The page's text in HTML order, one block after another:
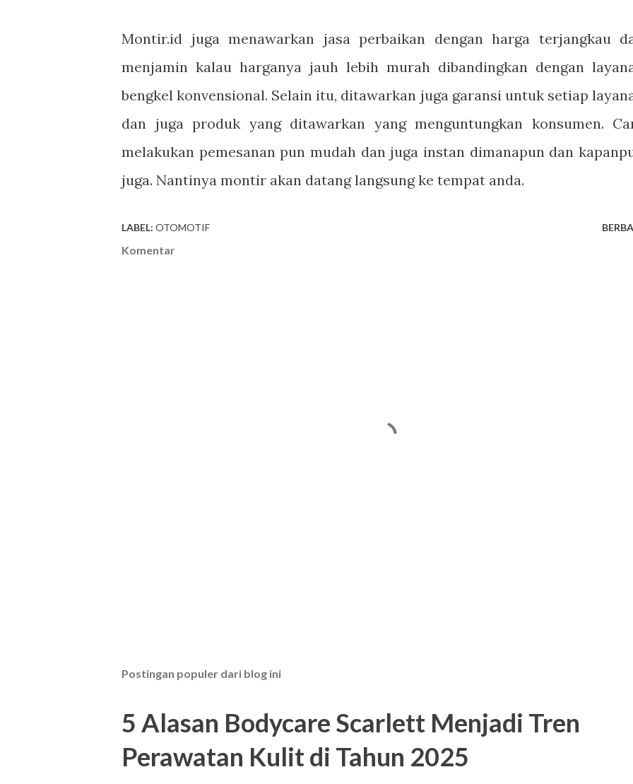
Montir.id juga menawarkan jasa perbaikan dengan harga terjangkau
menjamin kalau harganya jauh lebih murah dibandingkan dengan
bengkel konvensional. Selain itu, ditawarkan juga garansi untuk setiap
dan juga produk yang ditawarkan yang menguntungkan konsumen.
melakukan pemesanan pun mudah dan juga instan dimanapun dan
juga. Nantinya montir akan datang langsung ke tempat anda.
LABEL: OTOMOTIF
Komentar
Postingan populer dari blog ini
5 Alasan Bodycare Scarlett Menjadi Tren
Perawatan Kulit di Tahun 2025